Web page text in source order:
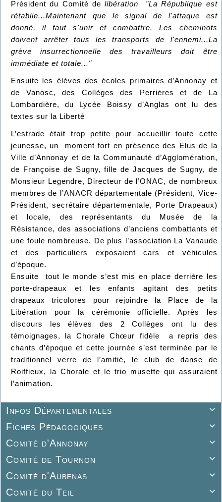

Infos Départementales

Fiches Pédagogiques

Comité d'Annonay

Comité de Tournon

Comité d'Aubenas

Comité du Teil
Président du Comité delibération "La République est
rétablie...Maintenant que le signal de l'attaque est
donné, il faut s'unir et combattre. Les cheminots
doivent arrêter tous les transports de l'ennemi...La
grève insurrectionnelle des travailleurs doit être
immédiate et totale..."
Ensuite les élèves des écoles primaires d’Annonay et
de Vanosc, des Collèges des Perrières et de La
Lombardière, du Lycée Boissy d’Anglas ont lu des
textes sur la Liberté
L’estrade était trop petite pour accueillir toute cette
jeunesse, un moment fort en présence des Elus de la
Ville d’Annonay et de la Communauté d’Agglomération,
de Françoise de Sugny, fille de Jacques de Sugny, de
Monsieur Legendre, Directeur de l’ONAC, de nombreux
membres de l’ANACR départementale (Président, Vice-
Président, secrétaire départementale, Porte Drapeaux)
et locale, des représentants du Musée de la
Résistance, des associations d’anciens combattants et
une foule nombreuse. De plus l’association La Vanaude
et des particuliers exposaient cars et véhicules
d’époque.
Ensuite tout le monde s’est mis en place derrière les
porte-drapeaux et les enfants agitant des petits
drapeaux tricolores pour rejoindre la Place de la
Libération pour la cérémonie officielle. Après les
discours les élèves des 2 Collèges ont lu des
témoignages, la Chorale Chœur fidèle a repris des
chants d’époque et cette journée s’est terminée par le
traditionnel verre de l’amitié, le club de danse de
Roiffieux, la Chorale et le trio musette qui assuraient
l’animation.